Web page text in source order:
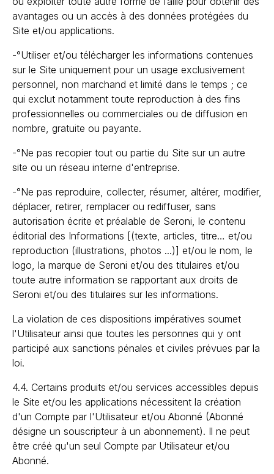
avantages ou un accès à des données protégées du
Site et/ou applications.
-°Utiliser et/ou télécharger les informations contenues
sur le Site uniquement pour un usage exclusivement
personnel, non marchand et limité dans le temps ; ce
qui exclut notamment toute reproduction à des fins
professionnelles ou commerciales ou de diffusion en
nombre, gratuite ou payante.
-°Ne pas recopier tout ou partie du Site sur un autre
site ou un réseau interne d'entreprise.
-°Ne pas reproduire, collecter, résumer, altérer, modifier,
déplacer, retirer, remplacer ou rediffuser, sans
autorisation écrite et préalable de Seroni, le contenu
éditorial des Informations [(texte, articles, titre… et/ou
reproduction (illustrations, photos ...)] et/ou le nom, le
logo, la marque de Seroni et/ou des titulaires et/ou
toute autre information se rapportant aux droits de
Seroni et/ou des titulaires sur les informations.
La violation de ces dispositions impératives soumet
l'Utilisateur ainsi que toutes les personnes qui y ont
participé aux sanctions pénales et civiles prévues par la
loi.
4.4. Certains produits et/ou services accessibles depuis
le Site et/ou les applications nécessitent la création
d'un Compte par l'Utilisateur et/ou Abonné (Abonné
désigne un souscripteur à un abonnement). Il ne peut
être créé qu'un seul Compte par Utilisateur et/ou
Abonné.